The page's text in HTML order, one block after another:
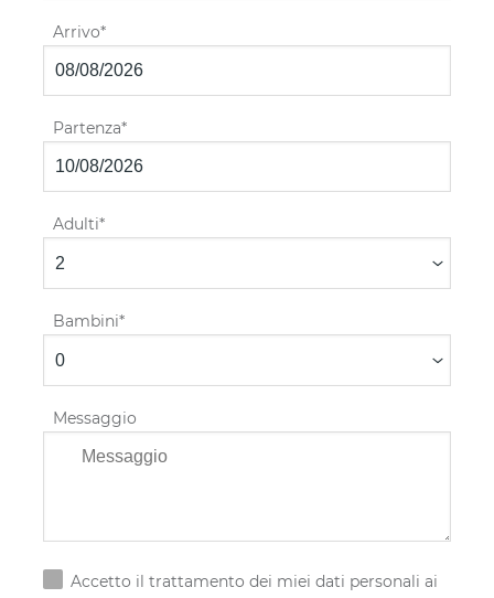
Arrivo
Partenza
Adulti
Bambini
Messaggio
Accetto il trattamento dei miei dati personali ai